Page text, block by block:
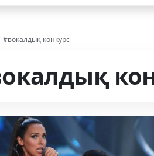
#вокалдық конкурс